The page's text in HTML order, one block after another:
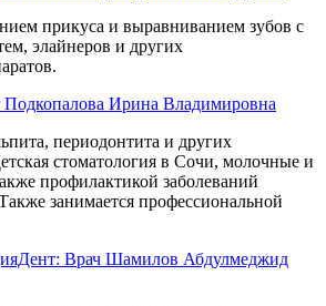
прикуса и выравниванием зубов с
элайнеров и других
Подкопалова Ирина Владимировна
периодонтита и других
стоматология в Сочи, молочные и
профилактикой заболеваний
занимается профессиональной
Врач Шамилов Абдулмеджид